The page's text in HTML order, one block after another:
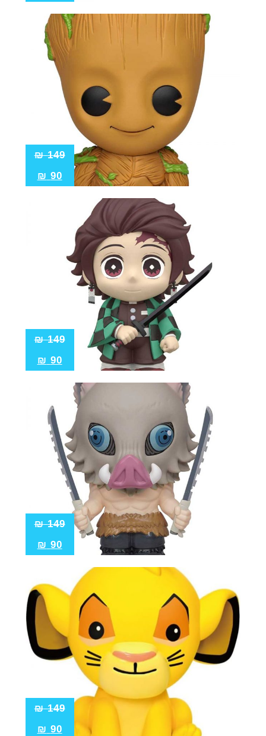
149
₪
90
₪
149
₪
90
₪
149
₪
90
₪
149
₪
90
₪